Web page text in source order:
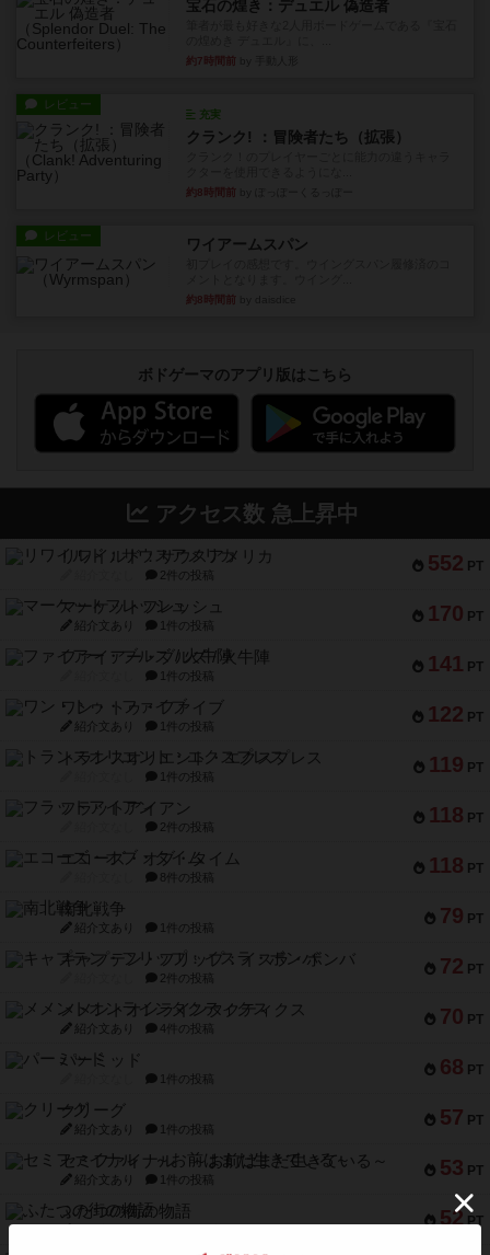
宝石の煌き：デュエル 偽造者
約7時間前
レビュー
充実
クランク! ：冒険者たち（拡張）
約8時間前
レビュー ワイアームスパン
約8時間前
ボドゲーマのアプリ版はこちら
アクセス数 急上昇中
552 PT
リワイルド：サウスアメリカ
2件の投稿
170 PT
マーケットフレッシュ
紹介文あり 1件の投稿
141 PT
ファイアー・ブルズ / 火牛陣
1件の投稿
122 PT
ワン・トゥ・ファイブ
紹介文あり 1件の投稿
119 PT
トランスオリエント・エクスプレス
1件の投稿
118 PT
フラットアイアン
2件の投稿
118 PT
エコーズ・オブ・タイム
8件の投稿
79 PT
南北戦争
紹介文あり 1件の投稿
72 PT
キャプテン・フリップ：イスラ・ボンバ
2件の投稿
70 PT
メメントオンラインタクティクス
紹介文あり 4件の投稿
68 PT
パーミッド
1件の投稿
57 PT
クリーグ
紹介文あり 1件の投稿
53 PT
セミファイナル ～お前はまだ生きている～
紹介文あり 1件の投稿
52 PT
ふたつの街の物語